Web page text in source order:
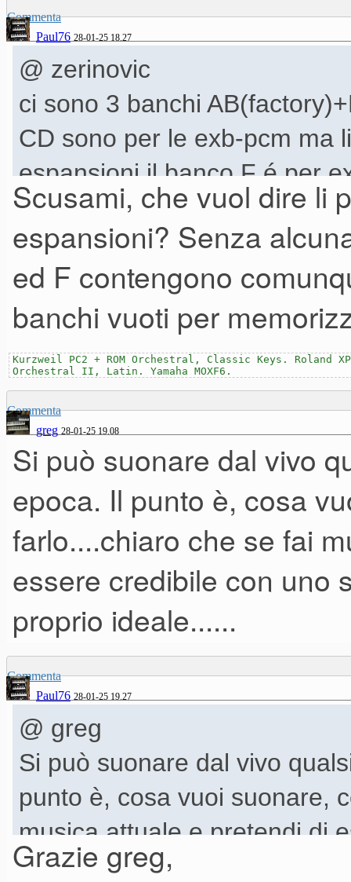
Commenta
Paul76 28-01-25 18.27
@ zerinovic
ci sono 3 banchi
CD sono per le exb-pcm ma
espansioni.il banco F é per
usare. i banchi per le
128 suoni. c'è anche un
per quanto riguarda le zone
(combi) puoi assegnare
su ognuna delle 8 parti
richiamato anche un suono
Scusami, che vuol dire li
espansioni? Senza
ed F contengono
banchi vuoti per
Kurzweil PC2 + ROM Orchestral, Classic Keys. Roland
Orchestral II, Latin. Yamaha MOXF6.
Commenta
greg 28-01-25 19.08
Si può suonare dal vivo
epoca. Il punto è, cosa
farlo....chiaro che se fai
essere credibile con uno
proprio ideale......
Commenta
Paul76 28-01-25 19.27
@ greg
Si può suonare dal vivo
punto è, cosa vuoi suonare,
musica attuale e pretendi di
anni '90 lo trovo non proprio
Grazie greg,